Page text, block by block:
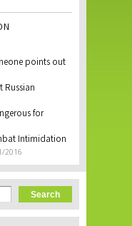
points out
Russian
for
Intimidation
2016